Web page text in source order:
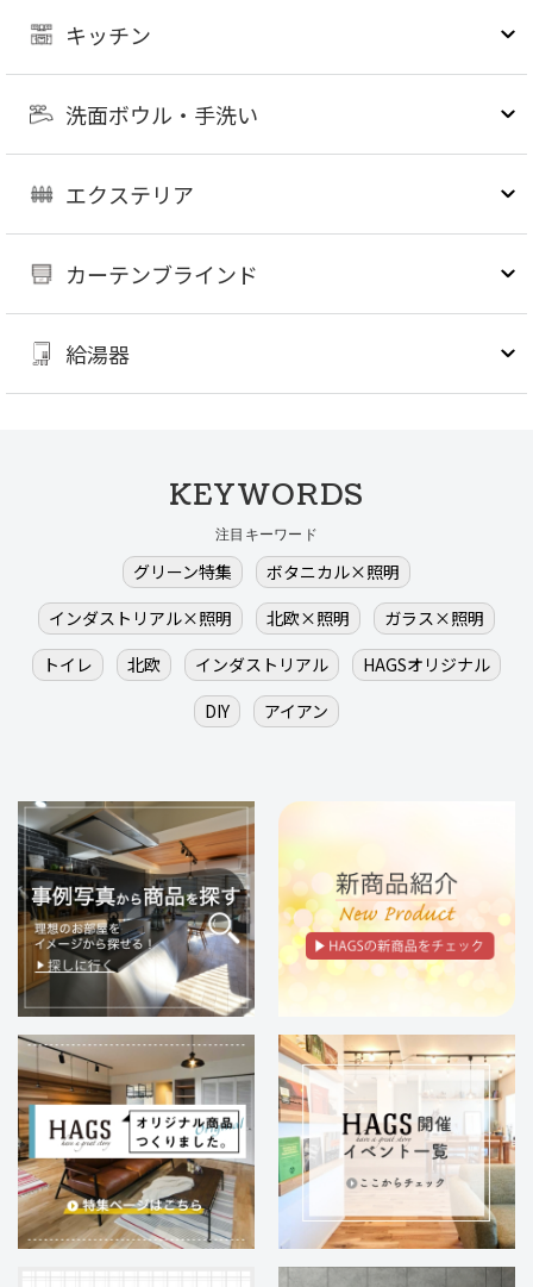
キッチン
洗面ボウル・手洗い
エクステリア
カーテンブラインド
給湯器
KEYWORDS
注目キーワード
グリーン特集
ボタニカル×照明
インダストリアル×照明
北欧×照明
ガラス×照明
トイレ
北欧 インダストリアル
HAGSオリジナル
DIY
アイアン